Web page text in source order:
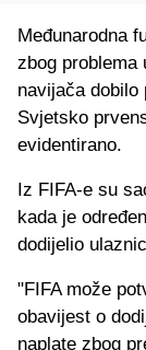
Međunarodna
zbog problema
navijača
Svjetsko
evidentirano.
Iz FIFA-e su
kada je
dodijelio
"FIFA može
obavijest o
naplate zbog